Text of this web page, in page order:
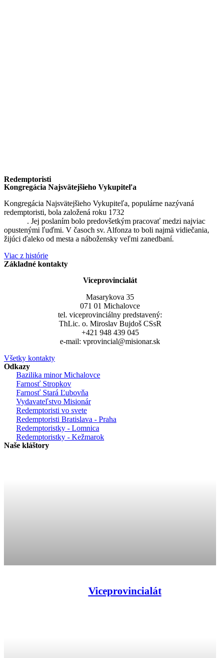
Redemptoristi
Kongregácia Najsvätejšieho Vykupiteľa
Kongregácia Najsvätejšieho Vykupiteľa, populárne nazývaná
redemptoristi, bola založená roku 1732
. Jej poslaním bolo predovšetkým pracovať medzi najviac
opustenými ľuďmi. V časoch sv. Alfonza to boli najmä vidiečania,
žijúci ďaleko od mesta a nábožensky veľmi zanedbaní.
Viac z histórie
Základné kontakty
Viceprovincialát
Masarykova 35
071 01 Michalovce
tel. viceprovinciálny predstavený:
ThLic. o. Miroslav Bujdoš CSsR
+421 948 439 045
e-mail: vprovincial@misionar.sk
Všetky kontakty
Odkazy
Bazilika minor Michalovce
Farnosť Stropkov
Farnosť Stará Ľubovňa
Vydavateľstvo Misionár
Redemptoristi vo svete
Redemptoristi Bratislava - Praha
Redemptoristky - Lomnica
Redemptoristky - Kežmarok
Naše kláštory
Viceprovincialát